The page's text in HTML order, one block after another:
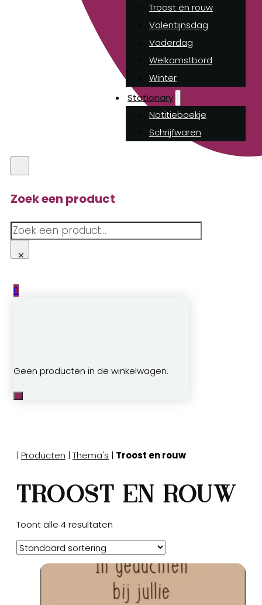
Troost en rouw
Valentijnsdag
Vaderdag
Welkomstbord
Winter
Stationary
Notitieboekje
Schrijfwaren
Zoek een product
Zoeken
×
0
Geen producten in de winkelwagen.
| Producten | Thema's | Troost en rouw
Troost en rouw
Toont alle 4 resultaten